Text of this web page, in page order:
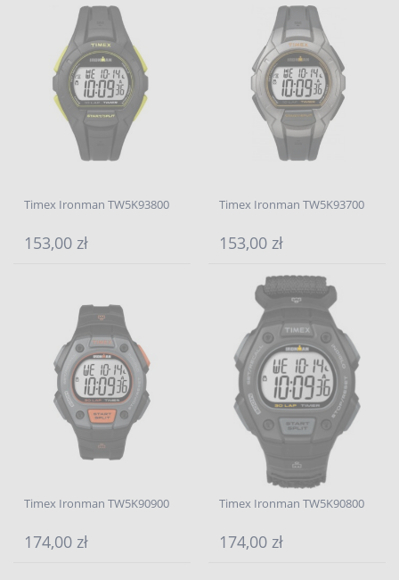
Timex Ironman TW5K93800
153,00 zł
Timex Ironman TW5K93700
153,00 zł
Timex Ironman TW5K90900
174,00 zł
Timex Ironman TW5K90800
174,00 zł